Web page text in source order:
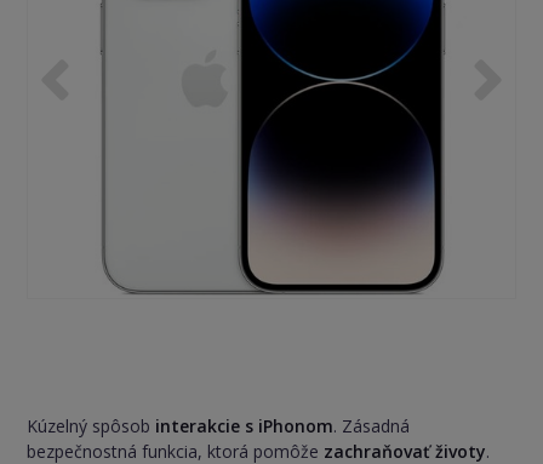
Kúzelný spôsob interakcie s iPhonom. Zásadná
bezpečnostná funkcia, ktorá pomôže zachraňovať životy.